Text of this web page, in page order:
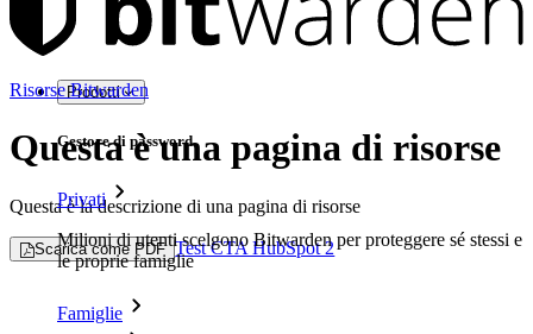
Prodotti
Gestore di password
Privati
Milioni di utenti scelgono Bitwarden per proteggere sé stessi e
le proprie famiglie
Famiglie
Risorse Bitwarden
Questa è una pagina di risorse
Questa è la descrizione di una pagina di risorse
Scarica come PDF Test CTA HubSpot 2